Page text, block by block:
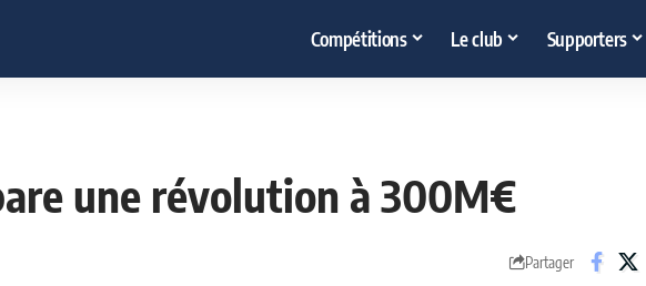
Compétitions Le club Supporters
une révolution à 300M€
Partager